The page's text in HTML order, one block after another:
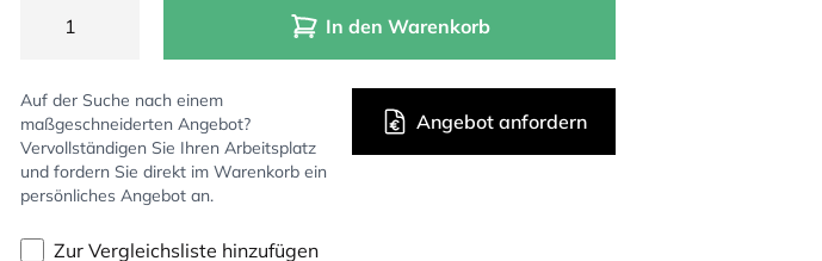
In den Warenkorb
Auf der Suche nach einem
maßgeschneiderten Angebot?
Vervollständigen Sie Ihren Arbeitsplatz
und fordern Sie direkt im Warenkorb ein
persönliches Angebot an.
Angebot anfordern
Zur Vergleichsliste hinzufügen